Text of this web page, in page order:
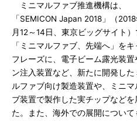
ミニマルファブ推進機構は、
「SEMICON Japan 2018」（
月12～14日、東京ビッグサイト）
「ミニマルファブ、先端へ」をキ
フレーズに、電子ビーム露光装置
ン注入装置など、新たに開発した
ルファブ向け製造装置や、ミニマ
ブ装置で製作した実チップなどを
た。また、海外での展開について